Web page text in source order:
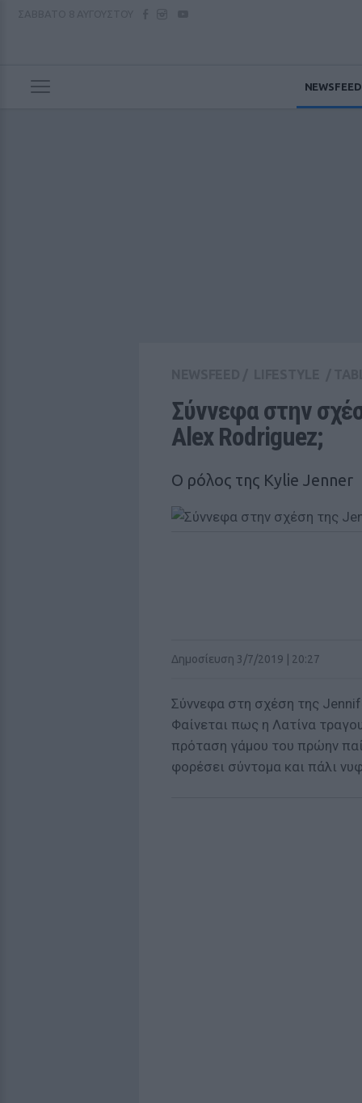
NEWSFEED
Σύννεφα στην
Alex Rodriguez;
Ο ρόλος της Kylie Jenner
Δημοσίευση 3/7/2019 | 20:27
Σύννεφα στη σχέση της
Φαίνεται πως η Λατίνα
πρόταση γάμου του πρώην
φορέσει σύντομα και πάλι